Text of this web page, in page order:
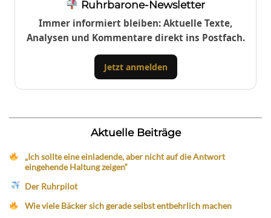
Ruhrbarone-Newsletter
Immer informiert bleiben: Aktuelle Texte,
Analysen und Kommentare direkt ins Postfach.
Jetzt anmelden
Aktuelle Beiträge
„Ich sollte eine einladende, aber nicht auf die Antwort
eingehende Haltung zeigen“
Der Ruhrpilot
Wie viele Bäcker sich gerade selbst entbehrlich machen